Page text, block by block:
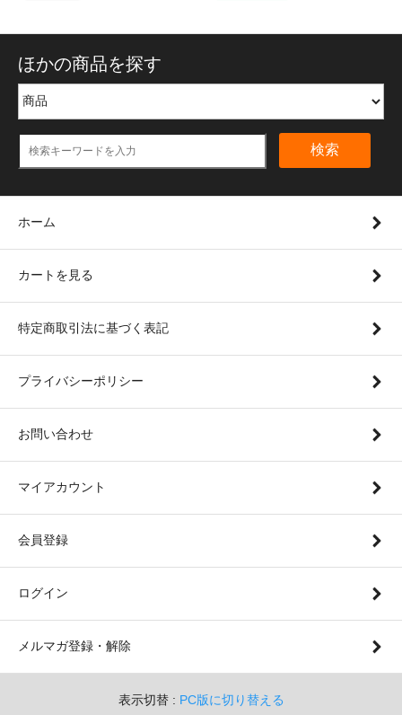
ほかの商品を探す
検索
ホーム
カートを見る
特定商取引法に基づく表記
プライバシーポリシー
お問い合わせ
マイアカウント
会員登録
ログイン
メルマガ登録・解除
表示切替 : PC版に切り替える